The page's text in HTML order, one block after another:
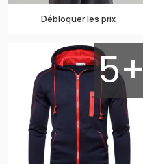
Débloquer les prix
5+